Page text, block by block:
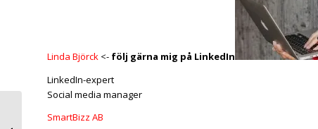
Linda Björck <- följ gärna mig på LinkedIn
LinkedIn-expert
Social media manager
SmartBizz AB
Så här ändrar du ditt